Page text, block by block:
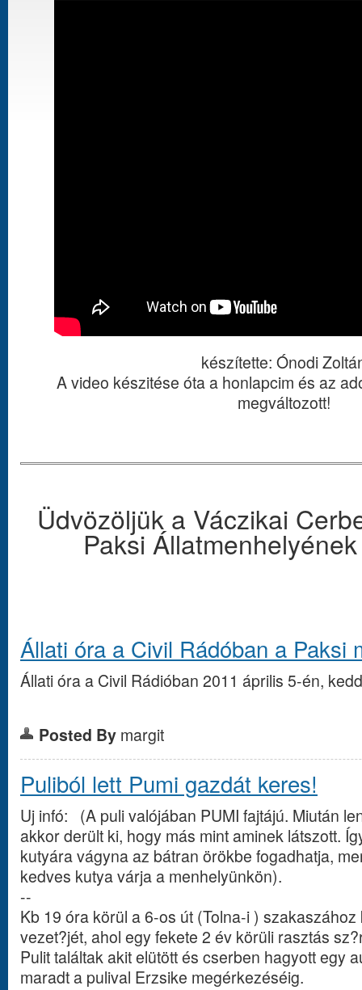
készítette: Ónodi
A video készitése óta a honlapcim és az
megváltozott!
Üdvözöljük a Váczikai
Paksi
Állati óra a Civil Rádóban a Paksi
Állati óra a Civil Rádióban 2011 április 5-én,
Posted By margit
Puliból lett Pumi gazdát keres!
Uj infó: (A puli valójában PUMI fajtájú. Miután
akkor derült ki, hogy más mint aminek látszott.
kutyára vágyna az bátran örökbe fogadhatja,
kedves kutya várja a menhelyünkön).
--
Kb 19 óra körül a 6-os út (Tolna-i )
vezet?jét, ahol egy fekete 2 év körüli rasztás
Pulit találtak akit elütött és cserben hagyott egy
maradt a pulival Erzsike megérkezéséig.